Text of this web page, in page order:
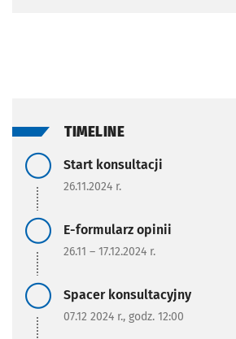
TIMELINE
Zadanie
Start konsultacji
26.11.2024 r.
Zadanie
E-formularz opinii
26.11 – 17.12.2024 r.
Zadanie
Spacer konsultacyjny
07.12 2024 r., godz. 12:00